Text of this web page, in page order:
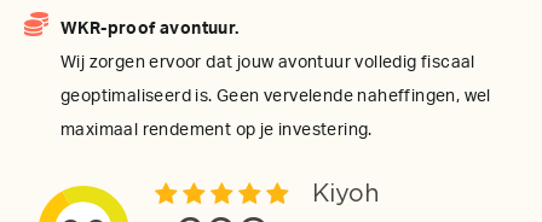
WKR-proof avontuur.
Wij zorgen ervoor dat jouw avontuur volledig fiscaal
geoptimaliseerd is. Geen vervelende naheffingen, wel
maximaal rendement op je investering.